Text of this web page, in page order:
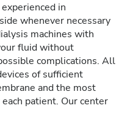
in
whenever necessary
machines with
fluid without
complications. All
of sufficient
and the most
patient. Our center